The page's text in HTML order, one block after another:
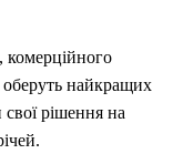
комерційного
оберуть найкращих
рішення на